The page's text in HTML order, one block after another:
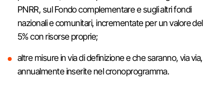
PNRR, sul Fondo complementare e sugli altri fondi
nazionali e comunitari, incrementate per un valore del
5% con risorse proprie;
altre misure in via di definizione e che saranno, via via,
annualmente inserite nel cronoprogramma.